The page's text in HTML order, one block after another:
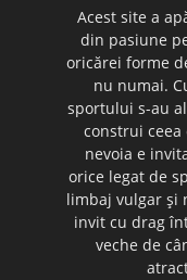
Acest site a
din pasiune
oricărei forme
nu numai.
sportului s-au
construi
nevoia e
orice legat de
limbaj vulgar şi
invit cu drag
veche de